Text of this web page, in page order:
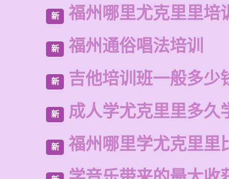
新 福州哪里尤克里里培
新 福州通俗唱法培训
新 吉他培训班一般多少
新 成人学尤克里里多久
新 福州哪里学尤克里里